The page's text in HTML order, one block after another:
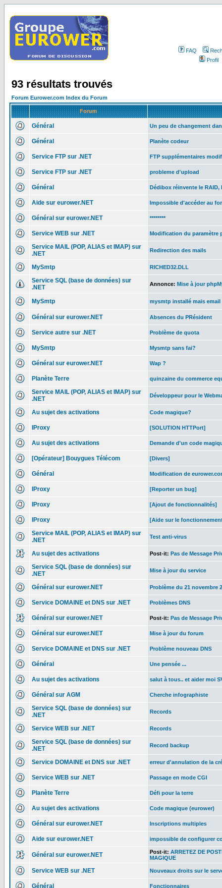
FAQ
Profil
93 résultats trouvés
Forum Eurower.com Index du Forum
Forum
Général Un peu de changement
Général Planète codeur
Service FTP sur .NET FTP supplémentaires
Service FTP sur .NET probleme d'upload
Général Dédibox réinvente le
Aide sur eurower.NET Impossible d'accéder au
Général sur eurower.NET ********
Service WEB sur .NET Modification du paramètre
Service MAIL (POP, ALIAS et IMAP) sur
.NET
Redirection des mails
MySmtp RICHED32.DLL
Service SQL (base de données) sur
.NET
Annonce: Mise à jour
MySmtp mysmtp installé mais
Général sur eurower.NET Absences du PRésident
Service autre sur .NET Problème de quota
MySmtp Mysmtp sans fai?
Général sur eurower.NET Wap ?
Planète Terre quinzaine du commerce
Service MAIL (POP, ALIAS et IMAP) sur
.NET
Développeur pour le
Au sujet des activations Code magique?
IProxy [SOLUTION HTTPort]
Au sujet des activations Demande d'un code
[Opérateur] Bouygues Télécom [Divers]
Général Modification de
IProxy [Reporter un bug]
IProxy [Ajout de fonctionnalités]
IProxy [Aide sur le
Service MAIL (POP, ALIAS et IMAP) sur
.NET
Test anti-virus
Au sujet des activations Post-it: Pas de Message
Service SQL (base de données) sur
.NET
Mise à jour du service
Général sur eurower.NET Problème du 21 novembre
Service DOMAINE et DNS sur .NET Problèmes DNS
Général sur eurower.NET Post-it: Pas de Message
Général sur eurower.NET Mise à jour du forum
Service DOMAINE et DNS sur .NET Problème nouveau DNS
Général Une pensée ...
Au sujet des activations salut à tous.. et aider moi
Général sur AGM Cherche infographiste
Service SQL (base de données) sur
.NET
Records
Service WEB sur .NET Records
Service SQL (base de données) sur
.NET
Record backup
Service DOMAINE et DNS sur .NET erreur d'annulation de la
Service WEB sur .NET Passage en mode CGI
Planète Terre Défi pour la terre
Au sujet des activations Code magique (eurower)
Général sur eurower.NET Inscriptions multiples
Aide sur eurower.NET impossible de configurer
Général sur eurower.NET Post-it: ARRETEZ DE
MAGIQUE
Service WEB sur .NET Nouveaux droits sur le
Général Fonctionnaires